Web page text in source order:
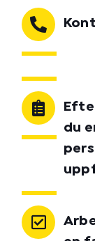
du